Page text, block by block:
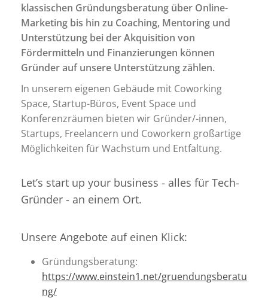
klassischen Gründungsberatung über Online-
Marketing bis hin zu Coaching, Mentoring und
Unterstützung bei der Akquisition von
Fördermitteln und Finanzierungen können
Gründer auf unsere Unterstützung zählen.
In unserem eigenen Gebäude mit Coworking
Space, Startup-Büros, Event Space und
Konferenzräumen bieten wir Gründer/-innen,
Startups, Freelancern und Coworkern großartige
Möglichkeiten für Wachstum und Entfaltung.
Let’s start up your business - alles für Tech-
Gründer - an einem Ort.
Unsere Angebote auf einen Klick:
Gründungsberatung:
https://www.einstein1.net/gruendungsberatu
ng/